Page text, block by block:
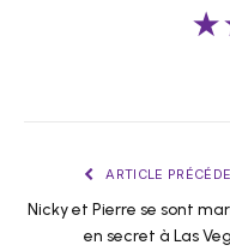
ARTICLE
Nicky et Pierre se sont
en secret à Las